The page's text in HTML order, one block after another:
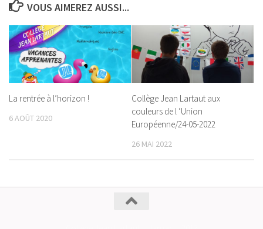
VOUS AIMEREZ AUSSI...
La rentrée à l’horizon !
6 AOÛT 2020
Collège Jean Lartaut aux
couleurs de l ‘Union
Européenne/24-05-2022
26 MAI 2022